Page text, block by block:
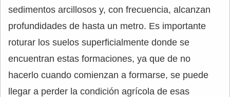
sedimentos arcillosos y, con frecuencia, alcanzan
profundidades de hasta un metro. Es importante
roturar los suelos superficialmente donde se
encuentran estas formaciones, ya que de no
hacerlo cuando comienzan a formarse, se puede
llegar a perder la condición agrícola de esas